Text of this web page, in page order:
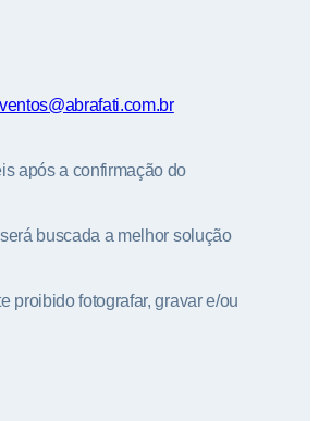
após a confirmação do
buscada a melhor solução
proibido fotografar, gravar e/ou